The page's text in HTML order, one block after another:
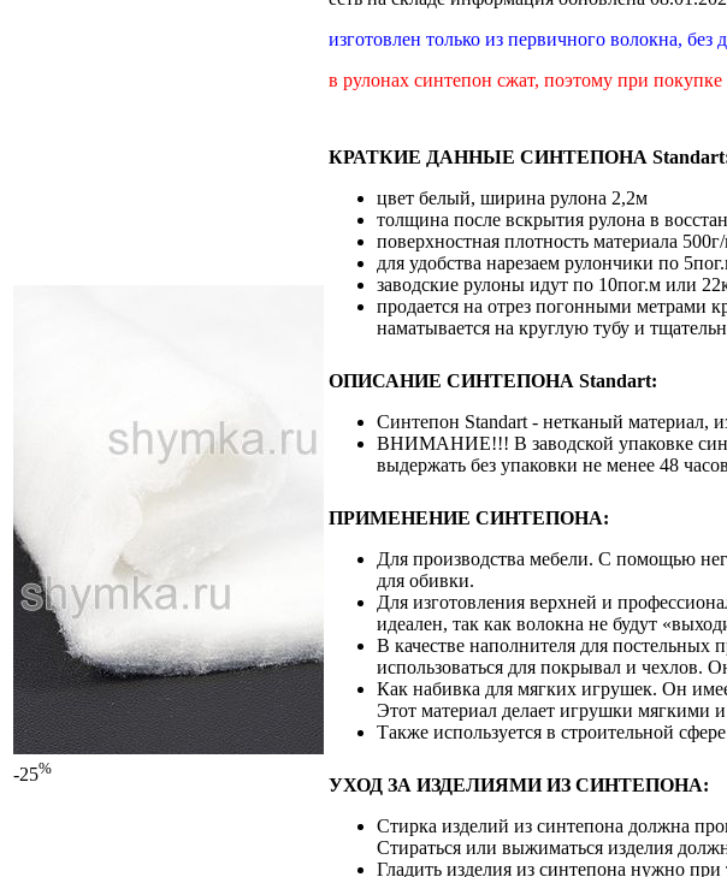
-25%
изготовлен только из первичного волокна, без
в рулонах синтепон сжат, поэтому при
КРАТКИЕ ДАННЫЕ СИНТЕПОНА
цвет белый, ширина рулона 2,2м
толщина после вскрытия рулона в
поверхностная плотность материала
для удобства нарезаем рулончики по
заводские рулоны идут по 10пог.м или
продается на отрез погонными метрами
наматывается на круглую тубу и
ОПИСАНИЕ СИНТЕПОНА Standart:
Синтепон Standart - нетканый материал,
ВНИМАНИЕ!!! В заводской упаковке
выдержать без упаковки не менее 48
ПРИМЕНЕНИЕ СИНТЕПОНА:
Для производства мебели. С помощью
для обивки.
Для изготовления верхней и
идеален, так как волокна не будут
В качестве наполнителя для постельных
использоваться для покрывал и
Как набивка для мягких игрушек. Он
Этот материал делает игрушки мягкими
Также используется в строительной
УХОД ЗА ИЗДЕЛИЯМИ ИЗ СИНТЕПОНА:
Стирка изделий из синтепона должна
Стираться или выжиматься изделия
Гладить изделия из синтепона нужно